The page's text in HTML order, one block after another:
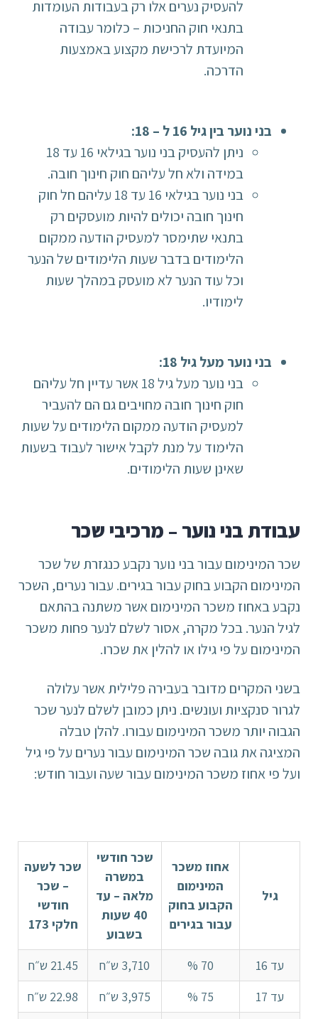
להעסיק נערים אלו רק בעבודות העומדות
בתנאי חוק החניכות – כלומר עבודה
המיועדת לרכישת מקצוע באמצעות
הדרכה.
בני נוער בין גיל 16 ל – 18:
ניתן להעסיק בני נוער בגילאי 16 עד 18
במידה ולא חל עליהם חוק חינוך חובה.
בני נוער בגילאי 16 עד 18 עליהם חל חוק
חינוך חובה יכולים להיות מועסקים רק
בתנאי שתימסר למעסיק הודעה ממקום
הלימודים בדבר שעות הלימודים של הנער
וכל עוד הנער לא מועסק במהלך שעות
לימודיו.
בני נוער מעל גיל 18:
בני נוער מעל גיל 18 אשר עדיין חל עליהם
חוק חינוך חובה מחויבים גם הם להעביר
למעסיק הודעה ממקום הלימודים על שעות
הלימוד על מנת לקבל אישור לעבוד בשעות
שאינן שעות הלימודים.
עבודת בני נוער – מרכיבי שכר
שכר המינימום עבור בני נוער נקבע כנגזרת של שכר
המינימום הקבוע בחוק עבור בגירים. עבור נערים, השכר
נקבע באחוז משכר המינימום אשר משתנה בהתאם
לגיל הנער. בכל מקרה, אסור לשלם לנער פחות משכר
המינימום על פי גילו או להלין את שכרו.
בשני המקרים מדובר בעבירה פלילית אשר עלולה
לגרור סנקציות ועונשים. ניתן כמובן לשלם לנער שכר
הגבוה יותר משכר המינימום עבורו. להלן טבלה
המציגה את גובה שכר המינימום עבור נערים על פי גיל
ועל פי אחוז משכר המינימום עבור שעה ועבור חודש:
גיל
אחוז משכר
המינימום
הקבוע בחוק
עבור בגירים
שכר חודשי
במשרה
מלאה – עד
40 שעות
בשבוע
שכר לשעה
– שכר
חודשי
חלקי 173
עד 16 70 % 3,710 ש״ח
21.45 ש״ח
עד 17
75 % 3,975 ש״ח
22.98 ש״ח